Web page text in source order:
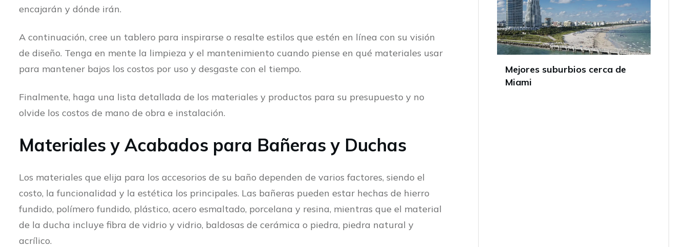
encajarán y dónde irán.
A continuación, cree un tablero para inspirarse o resalte estilos que estén en línea con su visión
de diseño. Tenga en mente la limpieza y el mantenimiento cuando piense en qué materiales usar
para mantener bajos los costos por uso y desgaste con el tiempo.
Finalmente, haga una lista detallada de los materiales y productos para su presupuesto y no
olvide los costos de mano de obra e instalación.
Materiales y Acabados para Bañeras y Duchas
Los materiales que elija para los accesorios de su baño dependen de varios factores, siendo el
costo, la funcionalidad y la estética los principales. Las bañeras pueden estar hechas de hierro
fundido, polímero fundido, plástico, acero esmaltado, porcelana y resina, mientras que el material
de la ducha incluye fibra de vidrio y vidrio, baldosas de cerámica o piedra, piedra natural y
acrílico.
Mejores suburbios cerca de
Miami